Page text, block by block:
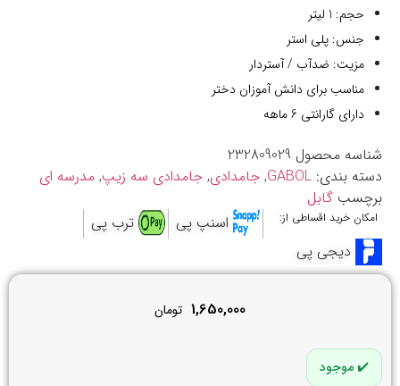
حجم: 1 لیتر
جنس: پلی استر
مزیت: ضدآب / آستردار
مناسب برای دانش آموزان دختر
دارای گارانتی 6 ماهه
شناسه محصول 232809029
دسته بندی: GABOL
, جامدادی, جامدادی سه زیپ, مدرسه ای
برچسب گابل
امکان خرید اقساطی از: اسنپ پی
ترب پی
دیجی پی
1,650,000 تومان
موجود